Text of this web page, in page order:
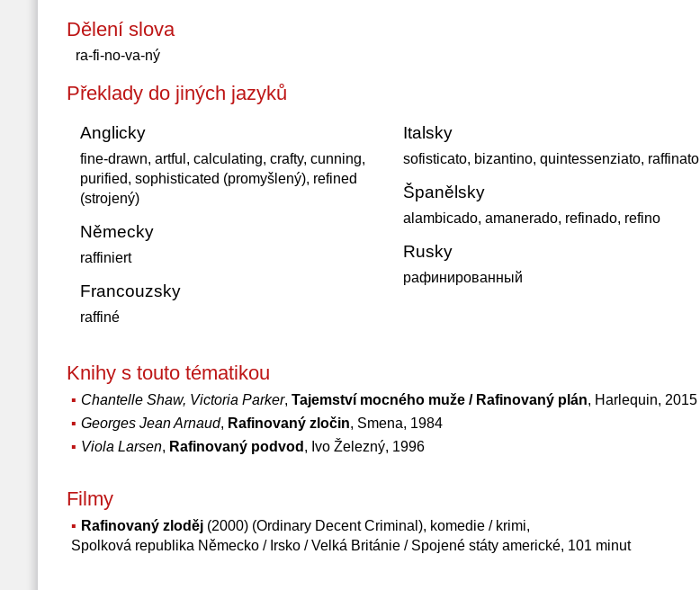
Dělení slova
ra-fi-no-va-ný
Překlady do jiných jazyků
Anglicky
fine-drawn, artful, calculating, crafty, cunning,
purified, sophisticated (promyšlený), refined
(strojený)
Německy
raffiniert
Francouzsky
raffiné
Italsky
sofisticato, bizantino, quintessenziato, raffinato
Španělsky
alambicado, amanerado, refinado, refino
Rusky
рафинированный
Knihy s touto tématikou
Chantelle Shaw, Victoria Parker, Tajemství mocného muže / Rafinovaný plán, Harlequin, 2015
Georges Jean Arnaud, Rafinovaný zločin, Smena, 1984
Viola Larsen, Rafinovaný podvod , Ivo Železný, 1996
Filmy
Rafinovaný zloděj(2000) (Ordinary Decent Criminal), komedie / krimi,
Spolková republika Německo / Irsko / Velká Británie / Spojené státy americké, 101 minut